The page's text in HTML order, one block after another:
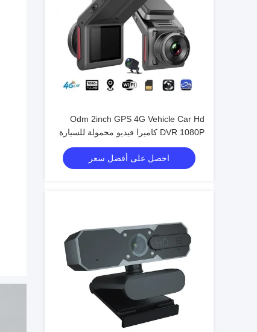
Odm 2inch GPS 4G Vehicle Car Hd
DVR 1080P كاميرا فيديو محمولة للسيارة
MDVR مسجل فيديو
احصل على أفضل سعر